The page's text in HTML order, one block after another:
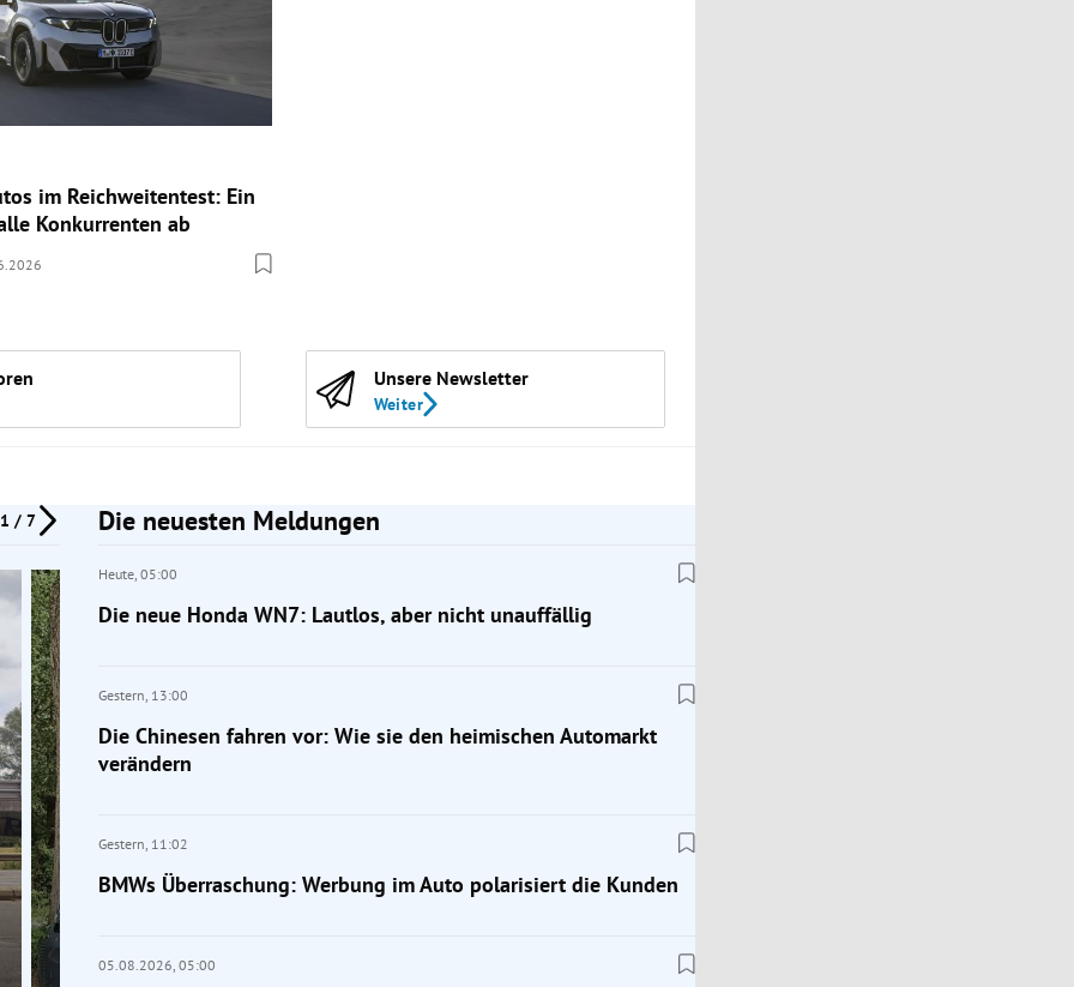
im Reichweitentest: Ein
Konkurrenten ab
Unsere Newsletter
Weiter
1 / 7 Die neuesten Meldungen
Heute, 05:00
Die neue Honda WN7: Lautlos, aber nicht unauffällig
Gestern, 13:00
Die Chinesen fahren vor: Wie sie den heimischen Automarkt
verändern
Gestern, 11:02
BMWs Überraschung: Werbung im Auto polarisiert die Kunden
05.08.2026, 05:00